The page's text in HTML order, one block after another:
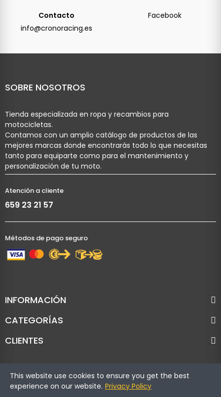
Contacto
info@cronoracing.es
Facebook
SOBRE NOSOTROS
Tienda especializada en ropa y recambios para
motocicletas.
Contamos con un amplio catálogo de productos de las
mejores marcas donde encontrarás todo lo que necesitas
tanto para equiparte como para el mantenimiento y
personalización de tu moto.
Atención a cliente
659 23 21 57
Métodos de pago seguro
INFORMACIÓN
CATEGORÍAS
CLIENTES
Copyright © Cronoracing. Todos los derechos reservados.
This website use cookies to ensure you get the best
experience on our website. Privacy Policy